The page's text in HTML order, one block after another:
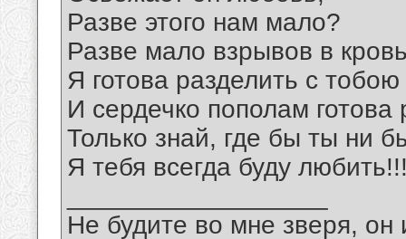
Разве этого нам мало?
Разве мало взрывов в
Я готова разделить с
И сердечко пополам готова
Только знай, где бы ты ни
Я тебя всегда буду
Не будите во мне зверя, он